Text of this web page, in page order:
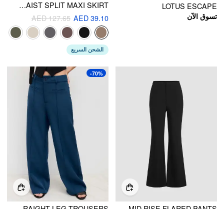
LOTUS ESCAPE
تسوق الآن
SOLID HIGH WAIST SPLIT MAXI SKIRT
AED 39.10
AED 127.65
الشحن السريع
-70%